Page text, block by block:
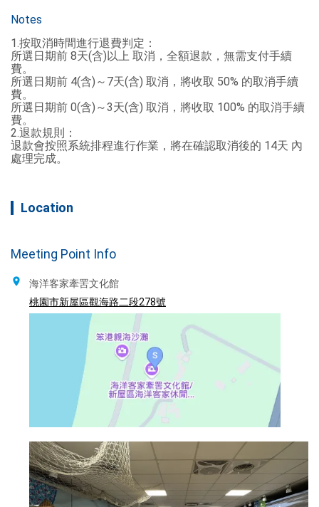
Notes
1.按取消時間進行退費判定：
所選日期前 8天(含)以上 取消，全額退款，無需支付手續
費。
所選日期前 4(含)～7天(含) 取消，將收取 50% 的取消手續
費。
所選日期前 0(含)～3天(含) 取消，將收取 100% 的取消手續
費。
2.退款規則：
退款會按照系統排程進行作業，將在確認取消後的 14天 內
處理完成。
Location
Meeting Point Info
海洋客家牽罟文化館
桃園市新屋區觀海路二段278號